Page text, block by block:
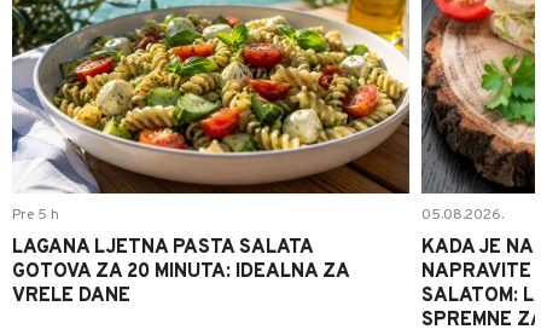
Pre 5 h
LAGANA LJETNA PASTA SALATA
GOTOVA ZA 20 MINUTA: IDEALNA ZA
VRELE DANE
05.08.2026.
KADA JE
NAPRAVITE
SALATOM:
SPREMNE